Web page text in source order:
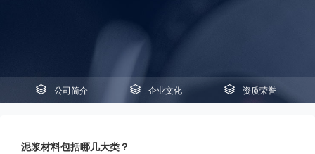
公司简介 企业文化 资质荣誉
泥浆材料包括哪几大类？